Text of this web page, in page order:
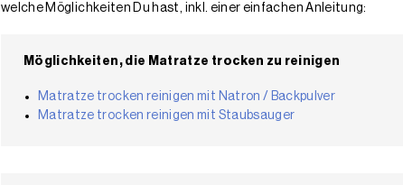
welche Möglichkeiten Du hast, inkl. einer einfachen Anleitung:
Möglichkeiten, die Matratze trocken zu reinigen
Matratze trocken reinigen mit Natron / Backpulver
Matratze trocken reinigen mit Staubsauger